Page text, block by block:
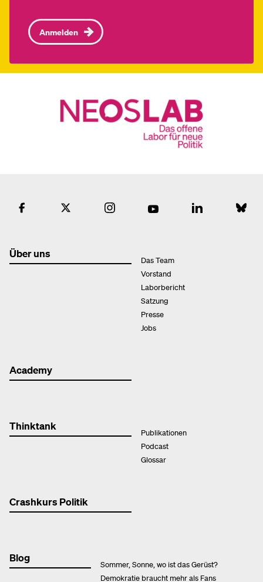
Anmelden
Über uns
Das Team
Vorstand
Laborbericht
Satzung
Presse
Jobs
Academy
Thinktank
Publikationen
Podcast
Glossar
Crashkurs Politik
Blog
Sommer, Sonne, wo ist das Gerüst?
Demokratie braucht mehr als Fans